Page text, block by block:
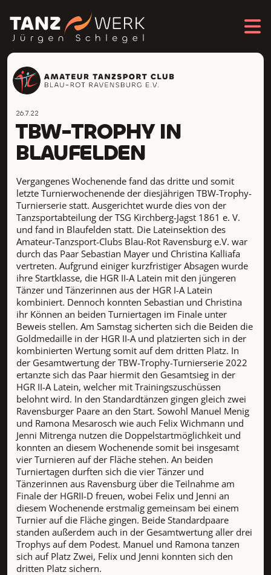
26.7.22
TBW-TROPHY IN
BLAUFELDEN
Vergangenes Wochenende fand das dritte und somit
letzte Turnierwochenende der diesjährigen TBW-Trophy-
Turnierserie statt. Ausgerichtet wurde dies von der
Tanzsportabteilung der TSG Kirchberg-Jagst 1861 e. V.
und fand in Blaufelden statt. Die Lateinsektion des
Amateur-Tanzsport-Clubs Blau-Rot Ravensburg e.V. war
durch das Paar Sebastian Mayer und Christina Kalliafa
vertreten. Aufgrund einiger kurzfristiger Absagen wurde
ihre Startklasse, die HGR II-A Latein mit den jüngeren
Tänzer und Tänzerinnen aus der HGR I-A Latein
kombiniert. Dennoch konnten Sebastian und Christina
ihr Können an beiden Turniertagen im Finale unter
Beweis stellen. Am Samstag sicherten sich die Beiden die
Goldmedaille in der HGR II-A und platzierten sich in der
kombinierten Wertung somit auf dem dritten Platz. In
der Gesamtwertung der TBW-Trophy-Turnierserie 2022
ertanzte sich das Paar hiermit den Gesamtsieg in der
HGR II-A Latein, welcher mit Trainingszuschüssen
belohnt wird. In den Standardtänzen gingen gleich zwei
Ravensburger Paare an den Start. Sowohl Manuel Menig
und Ramona Mesarosch wie auch Felix Wichmann und
Jenni Mitrenga nutzen die Doppelstartmöglichkeit und
konnten an diesem Wochenende somit bei insgesamt
vier Turnieren auf der Fläche stehen. An beiden
Turniertagen durften sich die vier Tänzer und
Tänzerinnen aus Ravensburg über die Teilnahme am
Finale der HGRII-D freuen, wobei Felix und Jenni an
diesem Wochenende erstmalig gemeinsam bei einem
Turnier auf die Fläche gingen. Beide Standardpaare
standen außerdem auch in der Gesamtwertung aller drei
Trophys auf dem Podest. Manuel und Ramona tanzen
sich auf Platz Zwei, Felix und Jenni konnten sich den
dritten Platz sichern.